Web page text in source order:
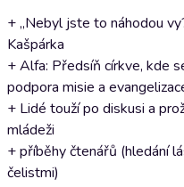
+ „Nebyl jste to náhodou
Kašpárka
+ Alfa: Předsíň církve, kde
podpora misie a
+ Lidé touží po diskusi a
mládeži
+ příběhy čtenářů (hledání
čelistmi)